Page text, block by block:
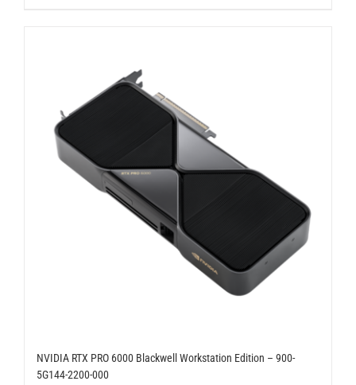
NVIDIA RTX PRO 6000 Blackwell Workstation Edition – 900-
5G144-2200-000